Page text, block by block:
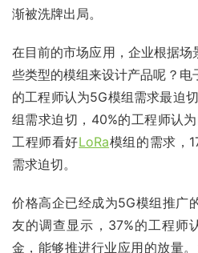
渐被洗牌出局。
在目前的市场应用，企业根据
些类型的模组来设计产品呢？
的工程师认为5G模组需求最迫
组需求迫切，40%的工程师认
工程师看好LoRa模组的需求，
需求迫切。
价格高企已经成为5G模组推广
友的调查显示，37%的工程师
金，能够推进行业应用的放量